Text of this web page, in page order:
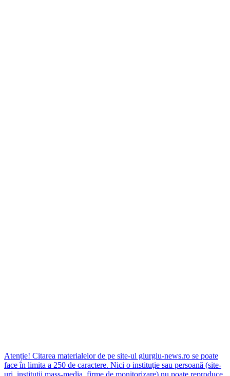
Atenție! Citarea materialelor de pe site-ul giurgiu-news.ro se poate
face în limita a 250 de caractere. Nici o instituţie sau persoană (site-